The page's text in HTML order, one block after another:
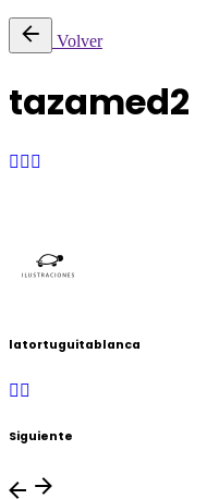
Saltar
Volver
tazamed2
latortuguitablanca
Siguiente